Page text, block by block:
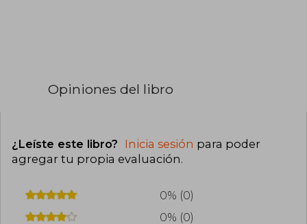
Opiniones del libro
¿Leíste este libro? Inicia sesión para poder
agregar tu propia evaluación.
0% (0)
0% (0)